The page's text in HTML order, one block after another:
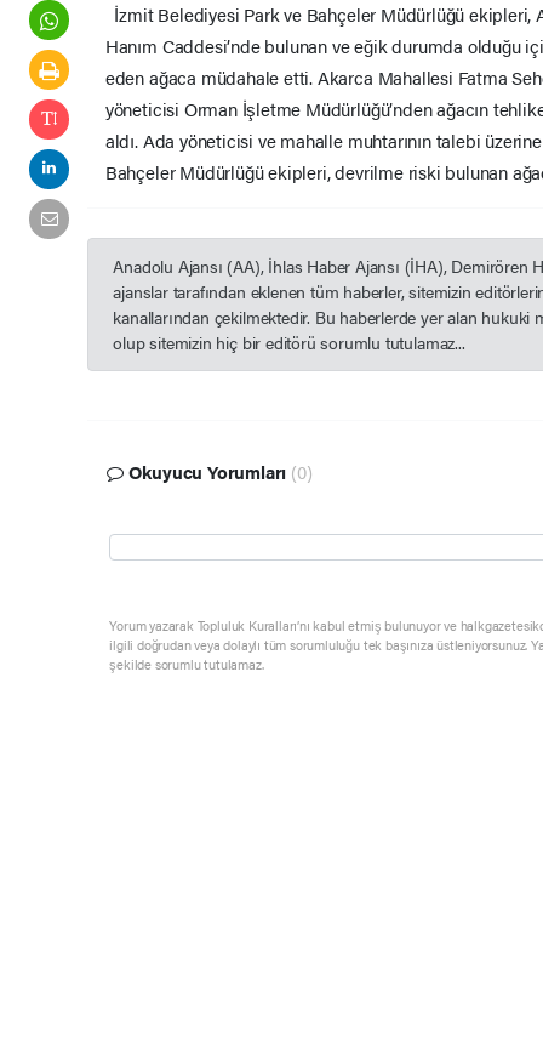
İzmit Belediyesi Park ve Bahçeler Müdürlüğü ekipleri,
Hanım Caddesi’nde bulunan ve eğik durumda olduğu
eden ağaca müdahale etti. Akarca Mahallesi Fatma
yöneticisi Orman İşletme Müdürlüğü’nden ağacın
aldı. Ada yöneticisi ve mahalle muhtarının talebi
Bahçeler Müdürlüğü ekipleri, devrilme riski bulunan
Anadolu Ajansı (AA), İhlas Haber Ajansı (İHA), Demirören
ajanslar tarafından eklenen tüm haberler, sitemizin
kanallarından çekilmektedir. Bu haberlerde yer alan hukuki
olup sitemizin hiç bir editörü sorumlu tutulamaz...
Okuyucu Yorumları (0)
Yorum yazarak Topluluk Kuralları’nı kabul etmiş bulunuyor ve
ilgili doğrudan veya dolaylı tüm sorumluluğu tek başınıza üstleniyorsunuz.
şekilde sorumlu tutulamaz.